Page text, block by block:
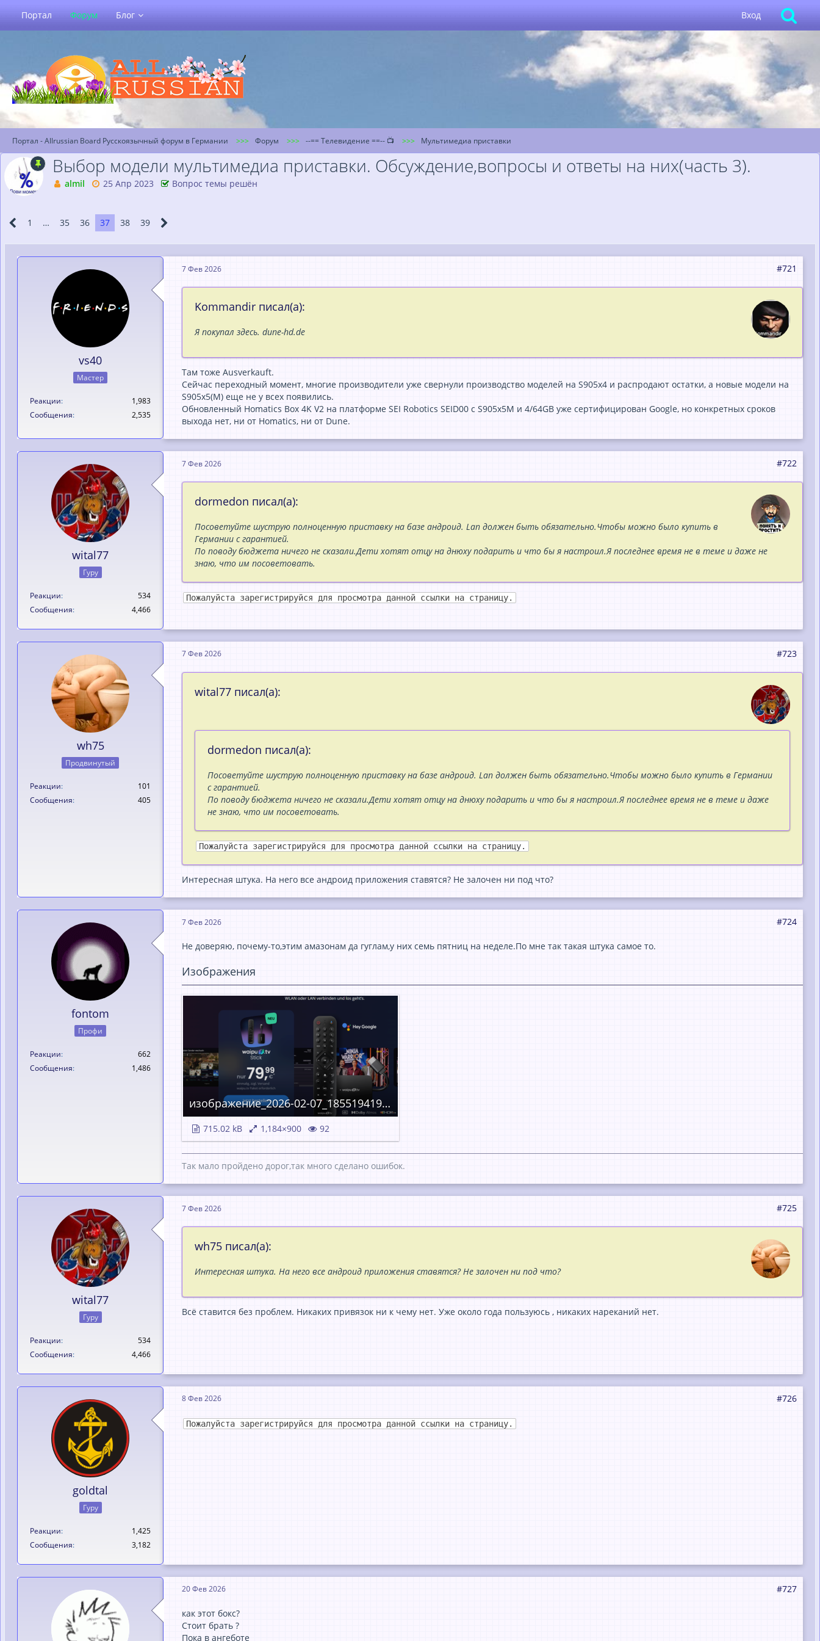
Портал Форум Блог Вход
Портал - Allrussian Board Русскоязычный форум в Германии Форум --== Телевидение ==-- 📺 Мультимедиа приставки
Выбор модели мультимедиа приставки. Обсуждение,вопросы и ответы на них(часть 3).
almil 25 Апр 2023 Вопрос темы решён
1 … 35 36 37 38 39
vs40
Мастер
Реакции
1,983
Сообщения
2,535
7 Фев 2026 #721
Kommandir писал(а):
Я покупал здесь. dune-hd.de
Там тоже Ausverkauft.
Сейчас переходный момент, многие производители уже свернули производство моделей на S905x4 и распродают остатки, а новые модели на
S905x5(M) еще не у всех появились.
Обновленный Homatics Box 4K V2 на платформе SEI Robotics SEID00 c S905x5M и 4/64GB уже сертифицирован Google, но конкретных сроков
выхода нет, ни от Homatics, ни от Dune.
wital77
Гуру
Реакции
534
Сообщения
4,466
7 Фев 2026 #722
dormedon писал(а):
Посоветуйте шуструю полноценную приставку на базе андроид. Lan должен быть обязательно.Чтобы можно было купить в
Германии с гарантией.
По поводу бюджета ничего не сказали.Дети хотят отцу на днюху подарить и что бы я настроил.Я последнее время не в теме и даже не
знаю, что им посоветовать.
Пожалуйста зарегистрируйся для просмотра данной ссылки на страницу.
wh75
Продвинутый
Реакции
101
Сообщения
405
7 Фев 2026 #723
wital77 писал(а):
dormedon писал(а):
Посоветуйте шуструю полноценную приставку на базе андроид. Lan должен быть обязательно.Чтобы можно было купить в Германии
с гарантией.
По поводу бюджета ничего не сказали.Дети хотят отцу на днюху подарить и что бы я настроил.Я последнее время не в теме и даже
не знаю, что им посоветовать.
Пожалуйста зарегистрируйся для просмотра данной ссылки на страницу.
Интересная штука. На него все андроид приложения ставятся? Не залочен ни под что?
fontom
Профи
Реакции
662
Сообщения
1,486
7 Фев 2026 #724
Не доверяю, почему-то,этим амазонам да гуглам,у них семь пятниц на неделе.По мне так такая штука самое то.
Изображения
изображение_2026-02-07_185519419.png
715.02 kB 1,184×900 92
Так мало пройдено дорог,так много сделано ошибок.
wital77
Гуру
Реакции
534
Сообщения
4,466
7 Фев 2026 #725
wh75 писал(а):
Интересная штука. На него все андроид приложения ставятся? Не залочен ни под что?
Всё ставится без проблем. Никаких привязок ни к чему нет. Уже около года пользуюсь , никаких нареканий нет.
goldtal
Гуру
Реакции
1,425
Сообщения
3,182
8 Фев 2026 #726
Пожалуйста зарегистрируйся для просмотра данной ссылки на страницу.
20 Фев 2026 #727
как этот бокс?
Стоит брать ?
Пока в ангеботе